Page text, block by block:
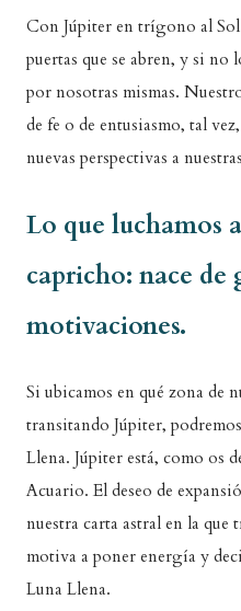
Con Júpiter en trígono al
puertas que se abren, y si no
por nosotras mismas.
de fe o de entusiasmo, tal
nuevas perspectivas a
Lo que luchamos
capricho: nace de
motivaciones.
Si ubicamos en qué zona de
transitando Júpiter,
Llena. Júpiter está, como os
Acuario. El deseo de
nuestra carta astral en la que
motiva a poner energía y
Luna Llena.